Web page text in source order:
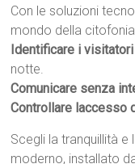
Con le soluzioni
mondo della
Identificare i visitatori
notte.
Comunicare senza
Controllare laccesso
Scegli la tranquillità
moderno, installato